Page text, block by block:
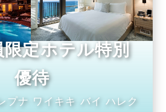
定ホテル特別
優待
プナ ワイキキ バイ ハレク